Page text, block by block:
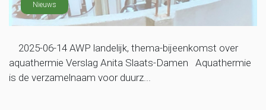
Nieuws
2025-06-14 AWP landelijk, thema-bijeenkomst over
aquathermie Verslag Anita Slaats-Damen Aquathermie
is de verzamelnaam voor duurz...